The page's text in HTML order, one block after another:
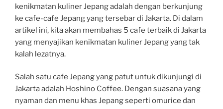
kenikmatan kuliner Jepang adalah dengan berkunjung
ke cafe-cafe Jepang yang tersebar di Jakarta. Di dalam
artikel ini, kita akan membahas 5 cafe terbaik di Jakarta
yang menyajikan kenikmatan kuliner Jepang yang tak
kalah lezatnya.
Salah satu cafe Jepang yang patut untuk dikunjungi di
Jakarta adalah Hoshino Coffee. Dengan suasana yang
nyaman dan menu khas Jepang seperti omurice dan